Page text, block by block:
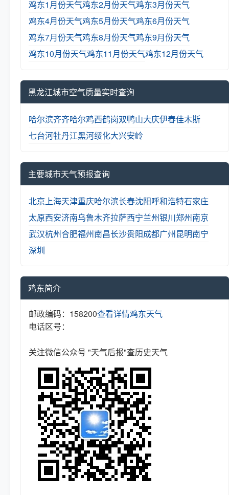
鸡东1月份天气鸡东2月份天气鸡东3月份天气
鸡东4月份天气鸡东5月份天气鸡东6月份天气
鸡东7月份天气鸡东8月份天气鸡东9月份天气
鸡东10月份天气鸡东11月份天气鸡东12月份天气
黑龙江城市空气质量实时查询
哈尔滨齐齐哈尔鸡西鹤岗双鸭山大庆伊春佳木斯
七台河牡丹江黑河绥化大兴安岭
主要城市天气预报查询
北京 上海天津重庆哈尔滨长春沈阳呼和浩特石家庄
太原西安济南乌鲁木齐拉萨西宁兰州银川郑州南京
武汉杭州合肥福州南昌长沙贵阳成都广州昆明南宁
深圳
鸡东简介
邮政编码：158200
电话区号：
查看详情鸡东天气
关注微信公众号 "天气后报"查历史天气